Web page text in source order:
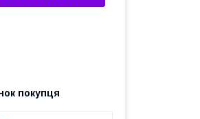
покупця